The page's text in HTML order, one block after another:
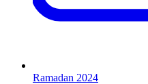
Ramadan 2024